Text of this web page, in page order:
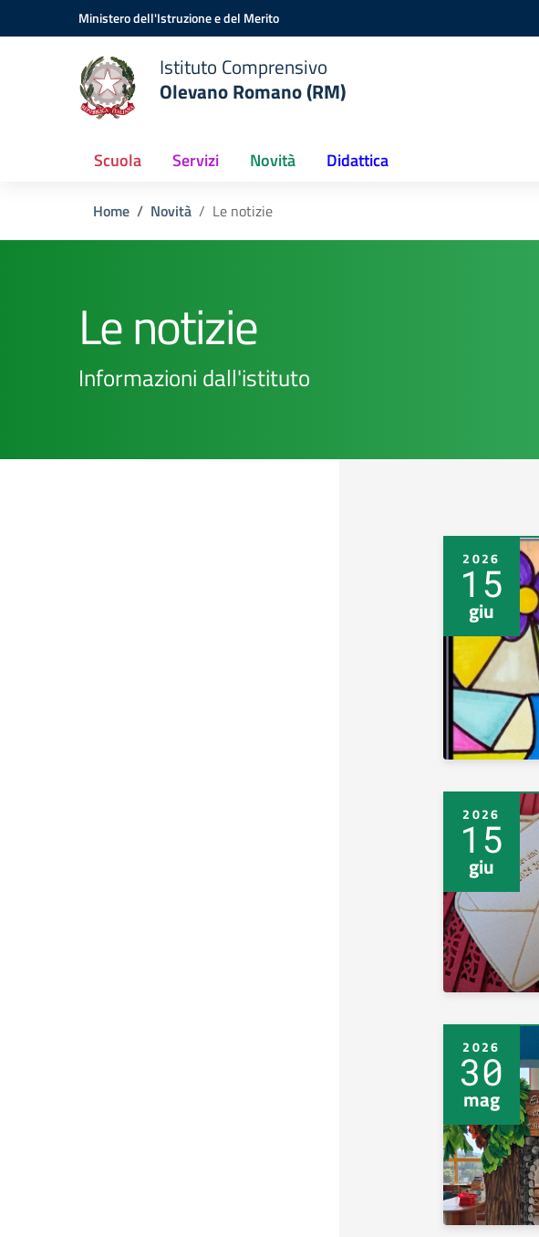
Vai ai contenuti
Vai al menu di navigazioneMinistero dell'Istruzione e del Merito
Istituto Comprensivo
Olevano Romano (RM)
Scuola Servizi Novità Didattica
Home Novità Le notizie
Le notizie
Informazioni dall'istituto
2026
15
giu
2026
15
giu
2026
30
mag